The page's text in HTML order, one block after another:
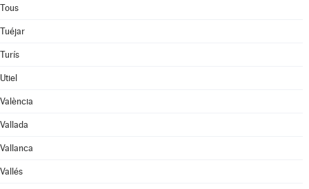
Tous
Tuéjar
Turís
Utiel
València
Vallada
Vallanca
Vallés